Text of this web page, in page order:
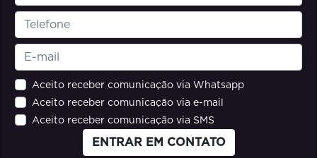
Aceito receber comunicação via Whatsapp
Aceito receber comunicação via e-mail
Aceito receber comunicação via SMS
ENTRAR EM CONTATO